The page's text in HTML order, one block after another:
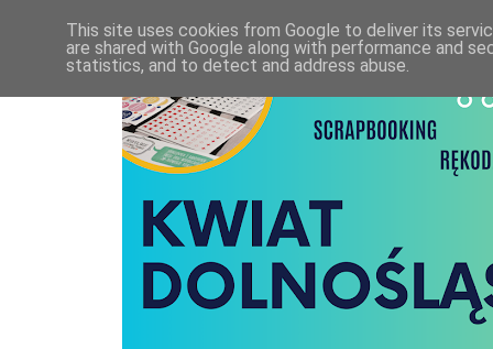
This site uses cookies from Google to deliver its
are shared with Google along with performance and
statistics, and to detect and address abuse.